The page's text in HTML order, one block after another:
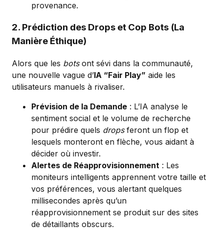
provenance.
2. Prédiction des Drops et Cop Bots (La
Manière Éthique)
Alors que les botsont sévi dans la communauté,
une nouvelle vague d’IA “Fair Play” aide les
utilisateurs manuels à rivaliser.
Prévision de la Demande : L’IA analyse le
sentiment social et le volume de recherche
pour prédire quels dropsferont un flop et
lesquels monteront en flèche, vous aidant à
décider où investir.
Alertes de Réapprovisionnement : Les
moniteurs intelligents apprennent votre taille et
vos préférences, vous alertant quelques
millisecondes après qu’un
réapprovisionnement se produit sur des sites
de détaillants obscurs.